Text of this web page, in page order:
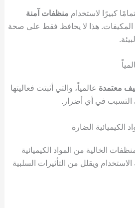
كبيرًا لاستخدام منظفات آمنة
المكيفات. هذا لا يحافظ فقط على صحة
معتمدة عالمياً، والتي أثبتت فعاليتها
في أي أضرار.
الكيميائية الضارة
الخالية من المواد الكيميائية
ويقلل من التأثيرات السلبية